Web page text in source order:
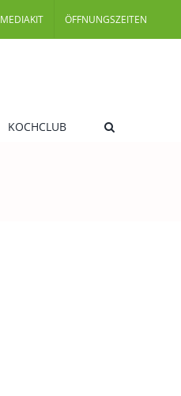
MEDIAKIT ÖFFNUNGSZEITEN
KOCHCLUB